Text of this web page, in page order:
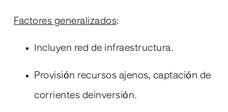
Factores generalizados:
Incluyen red de infraestructura.
Provisión recursos ajenos, captación de
corrientes deinversión.